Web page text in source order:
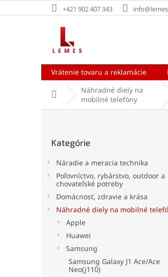
na
+421 902 407 343
Vrátenie tovaru a reklamácie
DomovNáhradné diely na
mobilné telefóny
kategórie
Kategórie
Náradie a meracia technika
Poľovníctvo, rybárstvo, outdoor a
chovateľské potreby
Domácnosť, zdravie a krása
Náhradné diely na mobilné
Apple
Huawei
Samsung
Samsung Galaxy J1 Ace/Ace
Neo(j110)